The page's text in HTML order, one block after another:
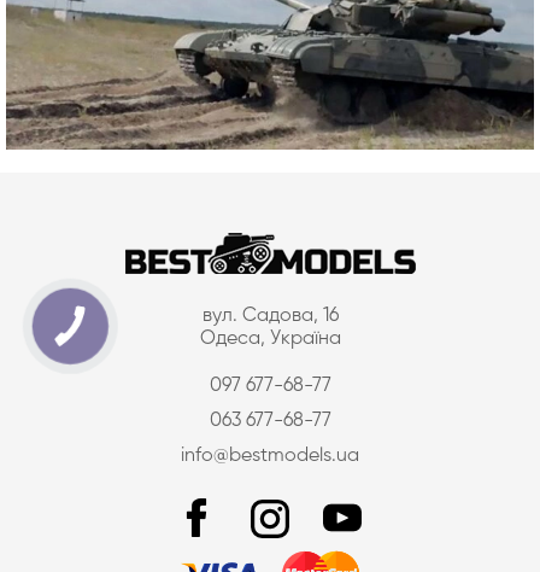
вул. Садова, 16
Одеса, Україна
097 677-68-77
063 677-68-77
info@bestmodels.ua